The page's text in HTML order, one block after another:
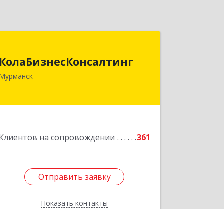
КолаБизнесКонсалтинг
Мурманск
Клиентов на сопровождении 361
Отправить заявку
Показать контакты
Подробнее
Отправить заявку
Назад